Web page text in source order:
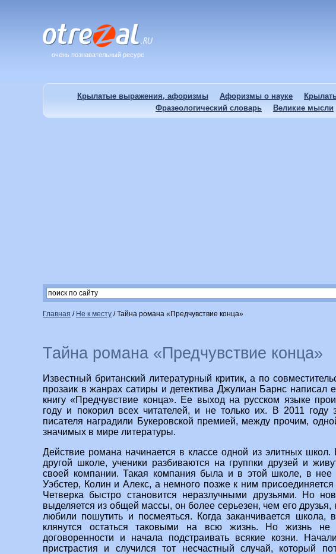
очень познавательный ресурс
Крылатые выражения, афоризмы Афоризмы о науке
Фразеологический словарь
Великие мысли
Главная / Не к месту /Тайна романа «Предчувствие конца»
Тайна романа «Предчувствие конца»
Известный британский литературный критик, а по
прозаик в жанрах сатиры и детектива Джулиан Барнс написал
книгу «Предчувствие конца». Ее выход на русском языке
году и покорил всех читателей, и не только их. В 2011 году
писателя наградили Букеровской премией, между прочим,
значимых в мире литературы.
Действие романа начинается в классе одной из элитных
другой школе, ученики разбиваются на группки друзей и
своей компании. Такая компания была и в этой школе, в нее
Уэбстер, Колин и Алекс, а немного позже к ним
Четверка быстро становится неразлучными друзьями. Но
выделяется из общей массы, он более серьезен, чем его друзья,
любили пошутить и посмеяться. Когда заканчивается школа,
клянутся остаться таковыми на всю жизнь. Но жизнь
договоренности и начала подстраивать всякие козни.
пристрастия и случился тот несчастный случай, который